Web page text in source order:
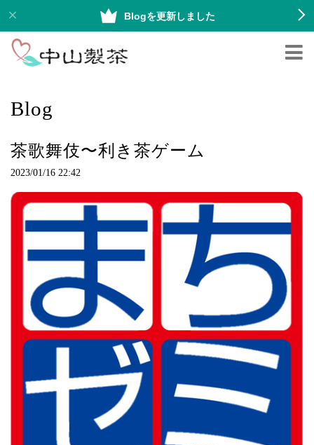
Blogを更新しました
Blog
茶歌舞伎〜利き茶ゲーム
2023/01/16 22:42